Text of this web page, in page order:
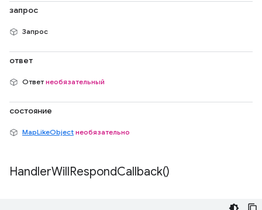
запрос
Запрос
ответ
Ответ необязательный
состояние
MapLikeObject необязательно
HandlerWillRespondCallback()